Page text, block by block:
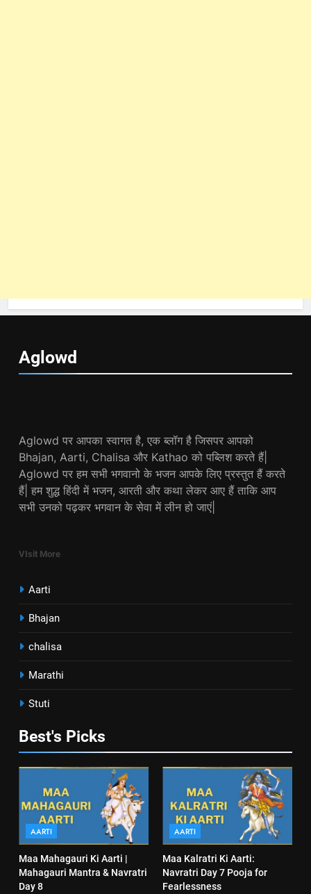
Aglowd
Aglowd पर आपका स्वागत है, एक ब्लॉग है जिसपर आपको
Bhajan, Aarti, Chalisa और Kathao को पब्लिश करते हैं|
Aglowd पर हम सभी भगवानो के भजन आपके लिए प्रस्तुत हैं करते
हैं| हम शुद्ध हिंदी में भजन, आरती और कथा लेकर आए हैं ताकि आप
सभी उनको पढ़कर भगवान के सेवा में लीन हो जाएं|
VIsit More
Aarti
Bhajan
chalisa
Marathi
Stuti
Best's Picks
AARTI
Maa Mahagauri Ki Aarti |
Mahagauri Mantra & Navratri
Day 8
AARTI
Maa Kalratri Ki Aarti:
Navratri Day 7 Pooja for
Fearlessness